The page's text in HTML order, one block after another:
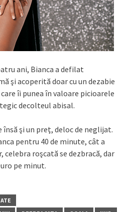
ani, Bianca a defilat
şi acoperită doar cu un dezabie
îi punea în valoare picioarele
decolteul abisal.
însă şi un preţ, deloc de neglijat.
pentru 40 de minute, cât a
celebra roşcată se dezbracă, dar
pe minut.